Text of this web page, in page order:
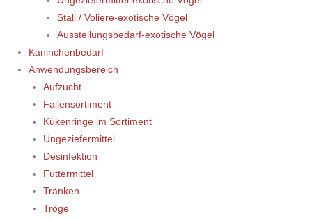
Stall / Voliere-exotische Vögel
Ausstellungsbedarf-exotische Vögel
Kaninchenbedarf
Anwendungsbereich
Aufzucht
Fallensortiment
Kükenringe im Sortiment
Ungeziefermittel
Desinfektion
Futtermittel
Tränken
Tröge